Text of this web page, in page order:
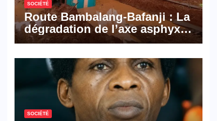
SOCIÉTÉ
Route Bambalang-Bafanji : La
dégradation de l’axe asphyxie
les activités économiques
SOCIÉTÉ